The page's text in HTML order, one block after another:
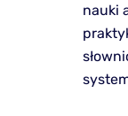
nauki